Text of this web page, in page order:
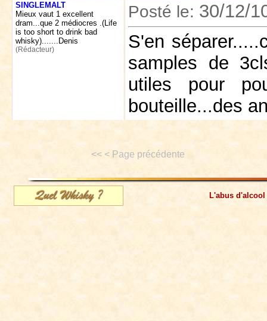
SINGLEMALT
Mieux vaut 1 excellent
dram...que 2 médiocres .(Life
is too short to drink bad
whisky).......Denis
(Rédacteur)
Posté le: 30/12/
S'en
samples de
utiles pour
bouteille...des
<< < Page précédente
L'abus